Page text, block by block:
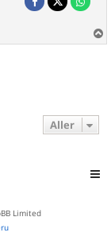
a
Aller
Limited